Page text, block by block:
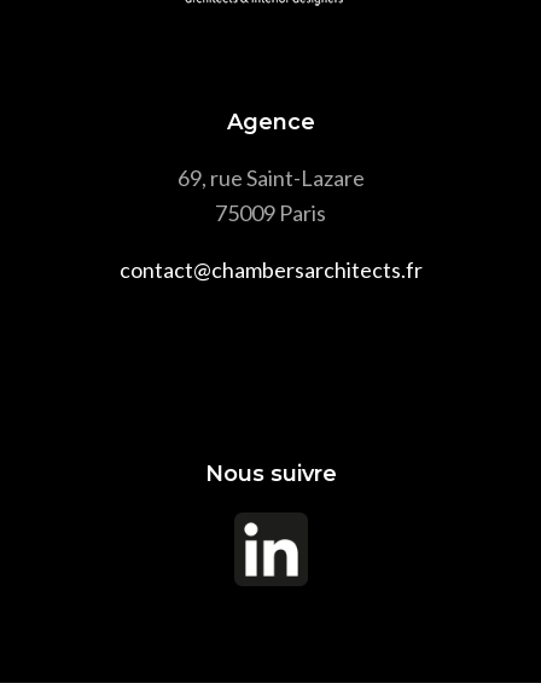
Agence
69, rue Saint-Lazare
75009 Paris
contact@chambersarchitects.fr
Nous suivre